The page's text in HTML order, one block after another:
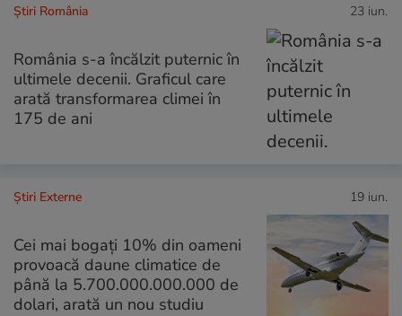
Știri România 23 iun.
România s-a încălzit puternic în
ultimele decenii. Graficul care
arată transformarea climei în
175 de ani
Știri Externe 19 iun.
Cei mai bogați 10% din oameni
provoacă daune climatice de
până la 5.700.000.000.000 de
dolari, arată un nou studiu